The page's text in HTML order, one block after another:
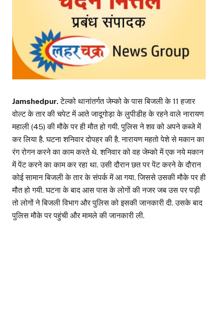
Jamshedpur.टेल्को थानांतर्गत जेम्को के पास बिजली के 11 हजार
वोल्ट के तार की चपेट में आते जादूगोड़ा के लुपीडीह के रहने वाले नारायण
महाली (45) की मौके पर ही मौत हो गयी. पुलिस ने शव को अपने कब्जे में
कर लिया है. घटना शनिवार दोपहर की है. नारायण महतो पेशे से मकान का
रंग रोगन करने का काम करते थे. शनिवार को वह जेम्को में एक नये मकान
में पेंट करने का काम कर रहा था. उसी दौरान छत पर पेंट करने के दौरान
कोई सामान बिजली के तार के संपर्क में आ गया. जिससे उसकी मौके पर ही
मौत हो गयी. घटना के बाद आस पास के लोगों की नजर जब उस पर पड़ी
तो लोगों ने बिजली विभाग और पुलिस को इसकी जानकारी दी. उसके बाद
पुलिस मौके पर पहुंची और मामले की जानकारी ली.